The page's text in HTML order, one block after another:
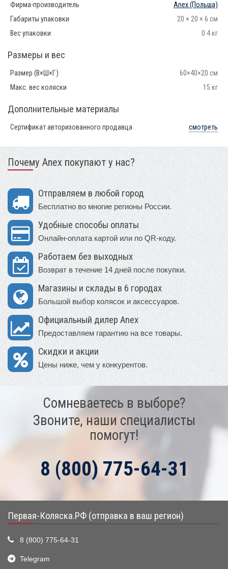
Фирма-производитель Anex(Польша)
Габариты упаковки
20 × 20 × 6 см
Вес упаковки
0.4 кг
Размеры и вес
Размер (В×Ш×Г)
60×40×20 см
Макс. вес коляски
15 кг
Дополнительные материалы
Сертификат авторизованного продавца смотреть
Почему Anex покупают у нас?
Отправляем в любой город
Бесплатно во многие регионы России.
Удобные способы оплаты
Онлайн-оплата картой или по QR-коду.
Работаем без выходных
Возврат в течение 14 дней после покупки.
Магазины и склады в 6 городах
Большой выбор колясок и аксессуаров.
Официальный дилер Anex
Предоставляем гарантию на все товары.
Скидки и акции
Цены ниже, чем у конкурентов.
Сомневаетесь в выборе?
Звоните, наши специалисты
помогут!
8 (800) 775-64-31
Первая-Коляска.РФ (отправка в ваш регион)
8 (800) 775-64-31
Telegram